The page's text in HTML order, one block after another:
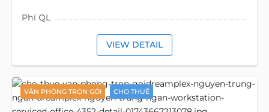
Phí QL
VIEW DETAIL
VĂN PHÒNG TRỌN GÓI CHO THUÊ